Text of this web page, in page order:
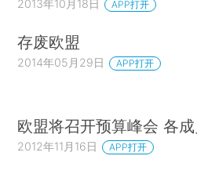
2013年10月18日 APP打开
存废欧盟
2014年05月29日 APP打开
欧盟将召开预算峰会 各
2012年11月16日 APP打开